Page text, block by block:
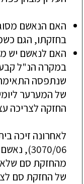
האם הנאשם
בחזקתו, הגם
האם לנאשם יש
במקרה הנ"ל
שנתפסה
של המערער
החזקה לצריכה
לאחרונה זיכה
מהחזקת סם שלא
של החזקת סם